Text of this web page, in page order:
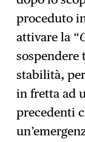
proceduto
attivare la “
sospendere
stabilità,
in fretta ad
precedenti